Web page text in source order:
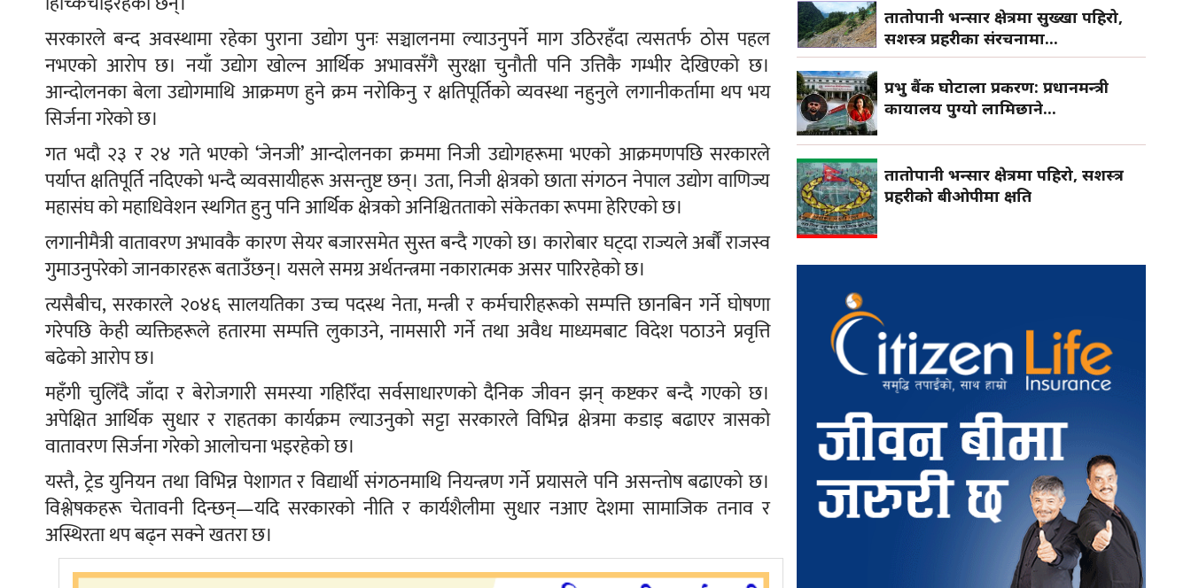
सरकारले बन्द अवस्थामा रहेका पुराना उद्योग पुनः सञ्चालनमा ल्याउनुपर्ने माग उठिरहँदा त्यसतर्फ ठोस पहल
नभएको आरोप छ। नयाँ उद्योग खोल्न आर्थिक अभावसँगै सुरक्षा चुनौती पनि उत्तिकै गम्भीर देखिएको छ।
आन्दोलनका बेला उद्योगमाथि आक्रमण हुने क्रम नरोकिनु र क्षतिपूर्तिको व्यवस्था नहुनुले लगानीकर्तामा थप भय
सिर्जना गरेको छ।
गत भदौ २३ र २४ गते भएको ‘जेनजी’ आन्दोलनका क्रममा निजी उद्योगहरूमा भएको आक्रमणपछि सरकारले
पर्याप्त क्षतिपूर्ति नदिएको भन्दै व्यवसायीहरू असन्तुष्ट छन्। उता, निजी क्षेत्रको छाता संगठन नेपाल उद्योग वाणिज्य
महासंघ को महाधिवेशन स्थगित हुनु पनि आर्थिक क्षेत्रको अनिश्चितताको संकेतका रूपमा हेरिएको छ।
लगानीमैत्री वातावरण अभावकै कारण सेयर बजारसमेत सुस्त बन्दै गएको छ। कारोबार घट्दा राज्यले अर्बौं राजस्व
गुमाउनुपरेको जानकारहरू बताउँछन्। यसले समग्र अर्थतन्त्रमा नकारात्मक असर पारिरहेको छ।
त्यसैबीच, सरकारले २०४६ सालयतिका उच्च पदस्थ नेता, मन्त्री र कर्मचारीहरूको सम्पत्ति छानबिन गर्ने घोषणा
गरेपछि केही व्यक्तिहरूले हतारमा सम्पत्ति लुकाउने, नामसारी गर्ने तथा अवैध माध्यमबाट विदेश पठाउने प्रवृत्ति
बढेको आरोप छ।
महँगी चुलिँदै जाँदा र बेरोजगारी समस्या गहिरिँदा सर्वसाधारणको दैनिक जीवन झन् कष्टकर बन्दै गएको छ।
अपेक्षित आर्थिक सुधार र राहतका कार्यक्रम ल्याउनुको सट्टा सरकारले विभिन्न क्षेत्रमा कडाइ बढाएर त्रासको
वातावरण सिर्जना गरेको आलोचना भइरहेको छ।
यस्तै, ट्रेड युनियन तथा विभिन्न पेशागत र विद्यार्थी संगठनमाथि नियन्त्रण गर्ने प्रयासले पनि असन्तोष बढाएको छ।
विश्लेषकहरू चेतावनी दिन्छन्—यदि सरकारको नीति र कार्यशैलीमा सुधार नआए देशमा सामाजिक तनाव र
अस्थिरता थप बढ्न सक्ने खतरा छ।
तातोपानी भन्सार क्षेत्रमा सुख्खा पहिरो,
सशस्त्र प्रहरीका संरचनामा...
प्रभु बैंक घोटाला प्रकरण: प्रधानमन्त्री
कार्यालय पुग्यो लामिछाने...
तातोपानी भन्सार क्षेत्रमा पहिरो, सशस्त्र
प्रहरीको बीओपीमा क्षति